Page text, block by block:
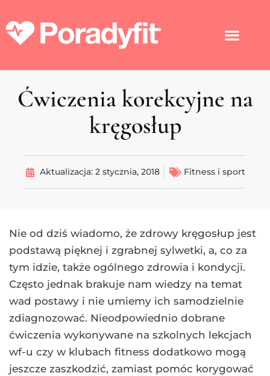
Ćwiczenia korekcyjne na
kręgosłup
Aktualizacja: 2 stycznia, 2018 Fitness i sport
Nie od dziś wiadomo, że zdrowy kręgosłup jest
podstawą pięknej i zgrabnej sylwetki, a, co za
tym idzie, także ogólnego zdrowia i kondycji.
Często jednak brakuje nam wiedzy na temat
wad postawy i nie umiemy ich samodzielnie
zdiagnozować. Nieodpowiednio dobrane
ćwiczenia wykonywane na szkolnych lekcjach
wf-u czy w klubach fitness dodatkowo mogą
jeszcze zaszkodzić, zamiast pomóc korygować